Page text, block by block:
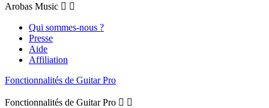
Arobas Music  
Qui sommes-nous ?
Presse
Aide
Affiliation
Fonctionnalités de Guitar Pro
Fonctionnalités de Guitar Pro  